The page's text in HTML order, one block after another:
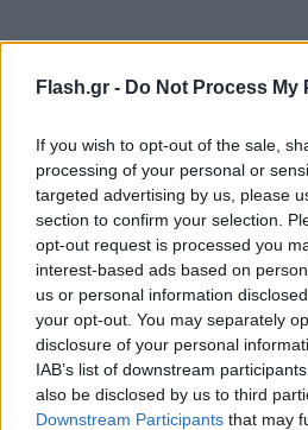
Flash.gr - Do Not Process
If you wish to opt-out of the sale,
processing of your personal or
targeted advertising by us, please
section to confirm your selection.
opt-out request is processed you
interest-based ads based on
us or personal information
your opt-out. You may separately
disclosure of your personal
IAB’s list of downstream
also be disclosed by us to third
Downstream Participants that may
Αστυνομικός είπε πως ο
οπλοφορούσε, προσπάθησε
πιστόλι κατά τη διάρκεια
με την οικογένεια του
βγει να αγοράσει
μάσκα του σκι για να μην